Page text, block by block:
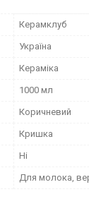
Керамклуб
Україна
Кераміка
1000 мл
Коричневий
Кришка
Ні
Для молока,